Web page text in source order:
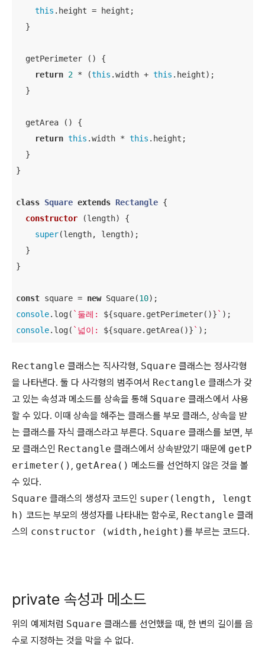
this .height = height;
  }
  getPerimeter () {
return 2 * (this .width + this .height);
  }
  getArea () {
return this .width * this .height;
  }
}
class Square extends Rectangle {
constructor (length) {
super(length, length);
  }
}
const square = new Square(10
console.log( `둘레: ${square.getPerimeter()} `
console.log( `넓이: ${square.getArea()} ` );
Rectangle 클래스는 직사각형, Square 클래스는 정사각형
을 나타낸다. 둘 다 사각형의 범주여서 Rectangle 클래스가 갖
고 있는 속성과 메소드를 상속을 통해 Square 클래스에서 사용
할 수 있다. 이때 상속을 해주는 클래스를 부모 클래스, 상속을 받
는 클래스를 자식 클래스라고 부른다. Square 클래스를 보면, 부
모 클래스인 Rectangle 클래스에서 상속받았기 때문에 getP
erimeter() , getArea() 메소드를 선언하지 않은 것을 볼
수 있다.
Square 클래스의 생성자 코드인 super(length, lengt
h) 코드는 부모의 생성자를 나타내는 함수로, Rectangle 클래
스의 constructor (width,height)를 부르는 코드다.
private 속성과 메소드
위의 예제처럼 Square 클래스를 선언했을 때, 한 변의 길이를 음
수로 지정하는 것을 막을 수 없다.